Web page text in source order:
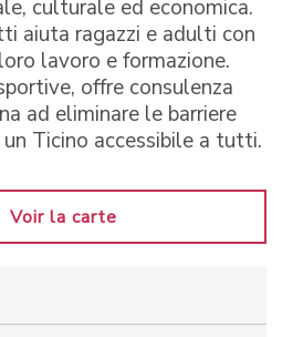
culturale ed economica.
aiuta ragazzi e adulti con
lavoro e formazione.
offre consulenza
ad eliminare le barriere
Ticino accessibile a tutti.
Voir la carte